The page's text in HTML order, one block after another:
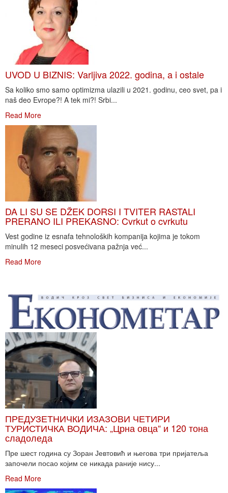
UVOD U BIZNIS: Varljiva 2022. godina, a i ostale
Sa koliko smo samo optimizma ulazili u 2021. godinu, ceo svet, pa i
naš deo Evrope?! A tek mi?! Srbi...
Read More
DA LI SU SE DŽEK DORSI I TVITER RASTALI
PRERANO ILI PREKASNO: Cvrkut o cvrkutu
Vest godine iz esnafa tehnoloških kompanija kojima je tokom
minulih 12 meseci posvećivana pažnja već...
Read More
ПРЕДУЗЕТНИЧКИ ИЗАЗОВИ ЧЕТИРИ
ТУРИСТИЧКА ВОДИЧА: „Црна овца“ и 120 тона
сладоледа
Пре шест година су Зоран Јевтовић и његова три пријатеља
започели посао којим се никада раније нису...
Read More